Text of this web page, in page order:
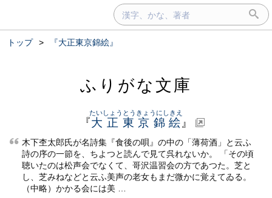
トップ > 『大正東京錦絵』
ふりがな文庫
『大正東京錦絵
たいしょうとうきょうにしきえ
』
木下杢太郎氏が名詩集『食後の唄』の中の「薄荷酒」と云ふ
詩の序の一節を、ちよつと読んで見て呉れないか。 「その頃
聴いたのは松声会でなくて、哥沢温習会の方であつた。芝と
し、芝みねなどと云ふ美声の老女もまだ微かに覚えてゐる。
（中略）かかる会には美 …